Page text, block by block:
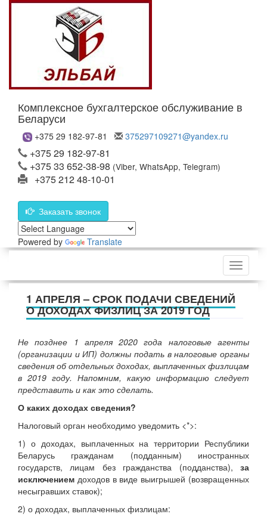
Комплексное бухгалтерское обслуживание в
Беларуси
+375 29 182-97-81 375297109271@yandex.ru
+375 29 182-97-81
+375 33 652-38-98 (Viber, WhatsApp, Telegram)
+375 212 48-10-01
Заказать звонок
Powered by Translate
Меню
1 АПРЕЛЯ – СРОК ПОДАЧИ СВЕДЕНИЙ
О ДОХОДАХ ФИЗЛИЦ ЗА 2019 ГОД
Не позднее 1 апреля 2020 года налоговые агенты
(организации и ИП) должны подать в налоговые органы
сведения об отдельных доходах, выплаченных физлицам
в 2019 году. Напомним, какую информацию следует
представить и как это сделать.
О каких доходах сведения?
Налоговый орган необходимо уведомить <*>:
1) о доходах, выплаченных на территории Республики
Беларусь гражданам (подданным) иностранных
государств, лицам без гражданства (подданства),
за
исключением доходов в виде выигрышей (возвращенных
несыгравших ставок);
2) о доходах, выплаченных физлицам: